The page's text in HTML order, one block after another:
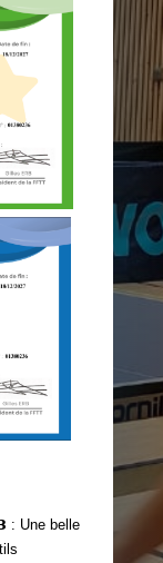
: Une belle